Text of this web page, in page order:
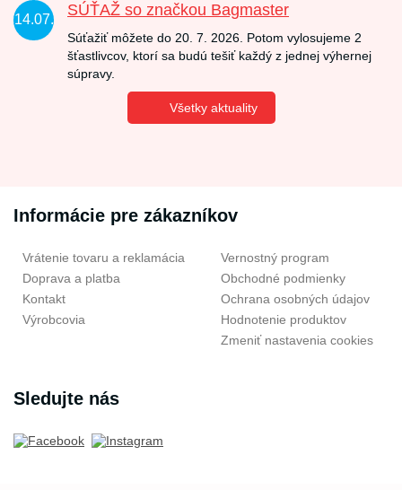
14.07.
SÚŤAŽ so značkou Bagmaster
Súťažiť môžete do 20. 7. 2026. Potom vylosujeme 2
šťastlivcov, ktorí sa budú tešiť každý z jednej výhernej
súpravy.
Všetky aktuality
Informácie pre zákazníkov
Vrátenie tovaru a reklamácia
Doprava a platba
Kontakt
Výrobcovia
Vernostný program
Obchodné podmienky
Ochrana osobných údajov
Hodnotenie produktov
Zmeniť nastavenia cookies
Sledujte nás